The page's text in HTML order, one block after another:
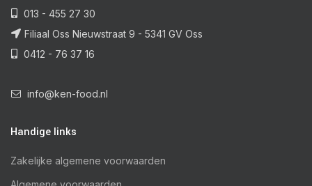
013 - 455 27 30
Filiaal Oss Nieuwstraat 9 - 5341 GV Oss
0412 - 76 37 16
info@ken-food.nl
Handige links
Zakelijke algemene voorwaarden